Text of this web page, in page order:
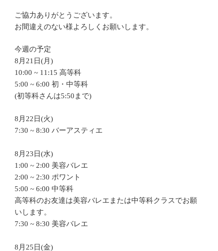
ご協力ありがとうございます。
お間違えのない様よろしくお願いします。
今週の予定
8月21日(月)
10:00 ~ 11:15 高等科
5:00 ~ 6:00 初・中等科
(初等科さんは5:50まで)
8月22日(火)
7:30 ~ 8:30 バーアスティエ
8月23日(水)
1:00 ~ 2:00 美容バレエ
2:00 ~ 2:30 ポワント
5:00 ~ 6:00 中等科
高等科のお友達は美容バレエまたは中等科クラスでお願
いします。
7:30 ~ 8:30 美容バレエ
8月25日(金)